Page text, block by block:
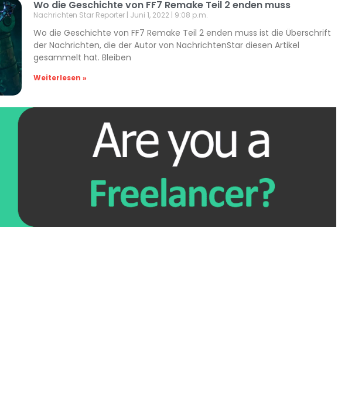
Wo die Geschichte von FF7 Remake Teil 2 enden muss
Nachrichten Star Reporter Juni 1, 2022 9:08 p.m.
Wo die Geschichte von FF7 Remake Teil 2 enden muss ist die Überschrift
der Nachrichten, die der Autor von NachrichtenStar diesen Artikel
gesammelt hat. Bleiben
Weiterlesen »